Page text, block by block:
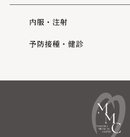
内服・注射
予防接種・健診